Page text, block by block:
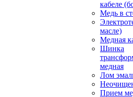
кабеле
Медь в
масле)
Медная
Шинка
медная
Лом
Прием